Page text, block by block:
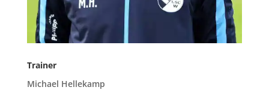
Trainer
Michael Hellekamp